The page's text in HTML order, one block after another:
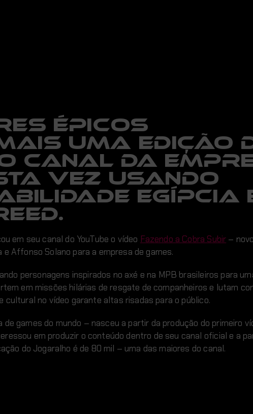
épicos
uma edição
canal da
vez usando
egípcia
em seu canal do YouTube o vídeo Fazendo a Cobra Subir –
Affonso Solano para a empresa de games.
personagens inspirados no axé e na MPB brasileiros para
em missões hilárias de resgate de companheiros e lutam
cultural no vídeo garante altas risadas para o público.
games do mundo – nasceu a partir da produção do primeiro
em produzir o conteúdo dentro de seu canal oficial e a
do Jogaralho é de 80 mil – uma das maiores do canal.